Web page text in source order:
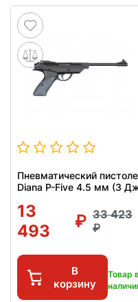
Пневматический
Diana P-Five 4.5 мм (3
13
493
33 423
В
корзину
Товар